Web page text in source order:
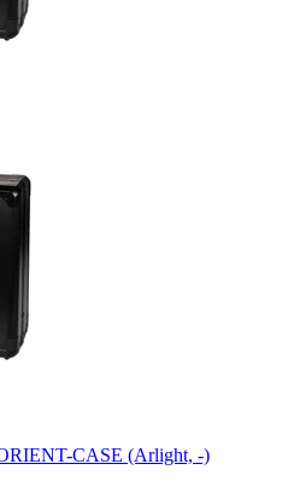
CASE (Arlight, -)